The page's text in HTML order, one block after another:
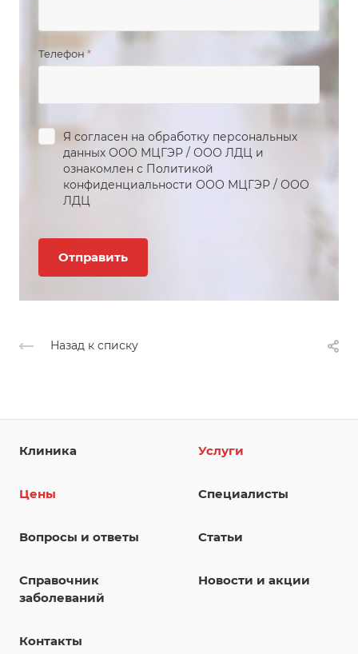
Телефон*
Я согласен на обработку персональных
данных ООО МЦГЭР / ООО ЛДЦ и
ознакомлен с Политикой
конфиденциальности ООО МЦГЭР / ООО
ЛДЦ
Назад к списку
Клиника Услуги
Цены Специалисты
Вопросы и ответы Статьи
Справочник
заболеваний
Новости и акции
Контакты